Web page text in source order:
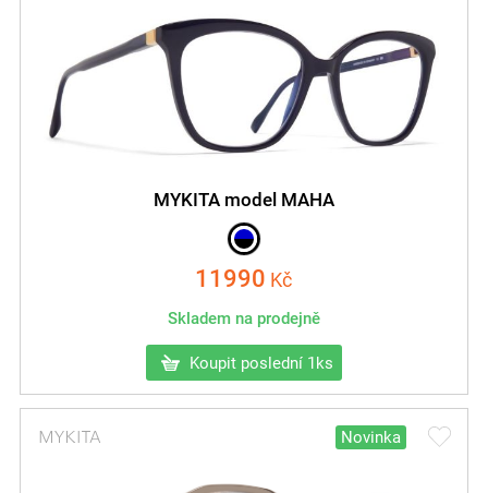
MYKITA model MAHA
11990 Kč
Skladem na prodejně
Koupit poslední 1ks
Novinka